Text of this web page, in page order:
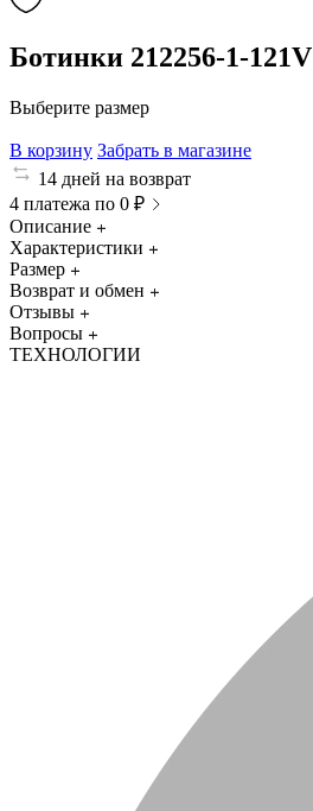
Ботинки 212256-1-121V
Выберите размер
В корзину Забрать в магазине
14 дней на возврат
4 платежа по 0 ₽
Описание
Характеристики
Размер
Возврат и обмен
Отзывы
Вопросы
ТЕХНОЛОГИИ